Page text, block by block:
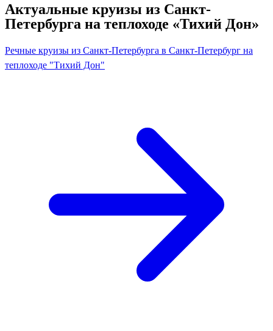
Актуальные круизы из Санкт-
Петербурга на теплоходе «Тихий Дон»
Речные круизы из Санкт-Петербурга в Санкт-Петербург на
теплоходе "Тихий Дон"